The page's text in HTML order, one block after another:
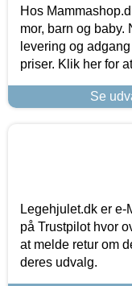
Hos
mor, barn og baby.
levering og
priser. Klik her for
Se
Legehjulet.dk er
på Trustpilot hvor
at melde retur om
deres udvalg.